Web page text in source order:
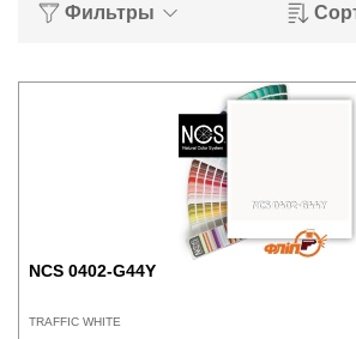
Фильтры
NCS 0402-G44Y
TRAFFIC WHITE